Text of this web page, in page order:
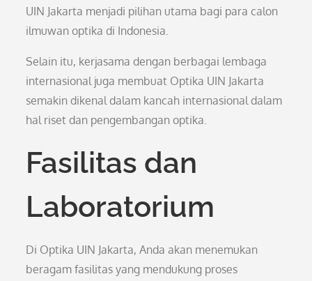
UIN Jakarta menjadi pilihan utama bagi para calon
ilmuwan optika di Indonesia.
Selain itu, kerjasama dengan berbagai lembaga
internasional juga membuat Optika UIN Jakarta
semakin dikenal dalam kancah internasional dalam
hal riset dan pengembangan optika.
Fasilitas dan
Laboratorium
Di Optika UIN Jakarta, Anda akan menemukan
beragam fasilitas yang mendukung proses